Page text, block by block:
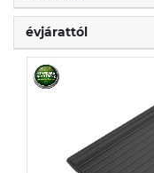
évjárattól